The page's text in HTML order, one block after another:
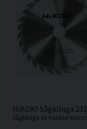
HiKOKI Sågklinga